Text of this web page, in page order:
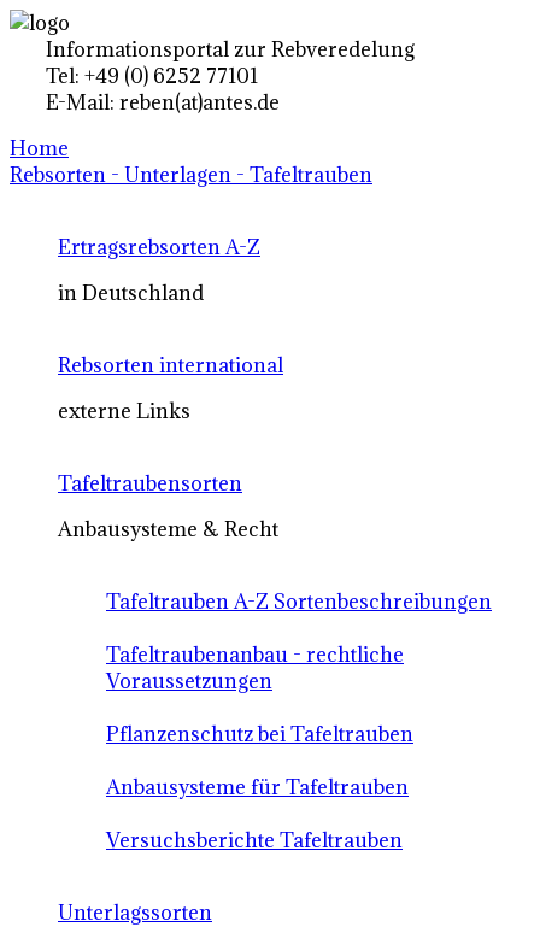
Informationsportal zur Rebveredelung
Tel: +49 (0) 6252 77101
E-Mail: reben(at)antes.de
Home
Rebsorten - Unterlagen - Tafeltrauben
Ertragsrebsorten A-Z
in Deutschland
Rebsorten international
externe Links
Tafeltraubensorten
Anbausysteme & Recht
Tafeltrauben A-Z Sortenbeschreibungen
Tafeltraubenanbau - rechtliche
Voraussetzungen
Pflanzenschutz bei Tafeltrauben
Anbausysteme für Tafeltrauben
Versuchsberichte Tafeltrauben
Unterlagssorten